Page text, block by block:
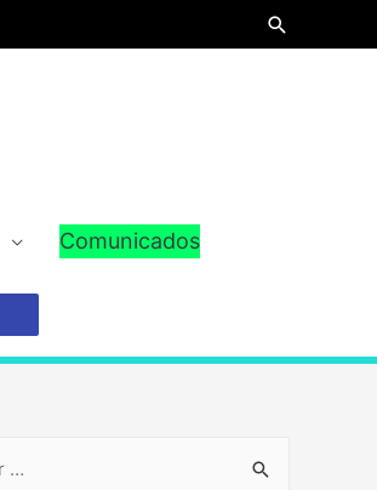
Comunicados